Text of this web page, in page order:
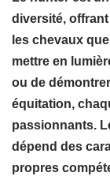
diversité,
les chevaux
mettre en
ou de
équitation,
passionnants.
dépend des
propres